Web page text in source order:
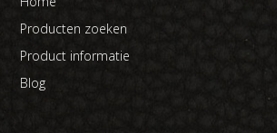
Producten zoeken
Product informatie
Blog